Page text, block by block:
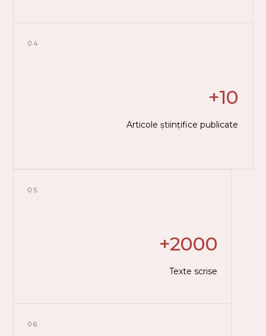
04
+10
Articole științifice publicate
05
+2000
Texte scrise
06